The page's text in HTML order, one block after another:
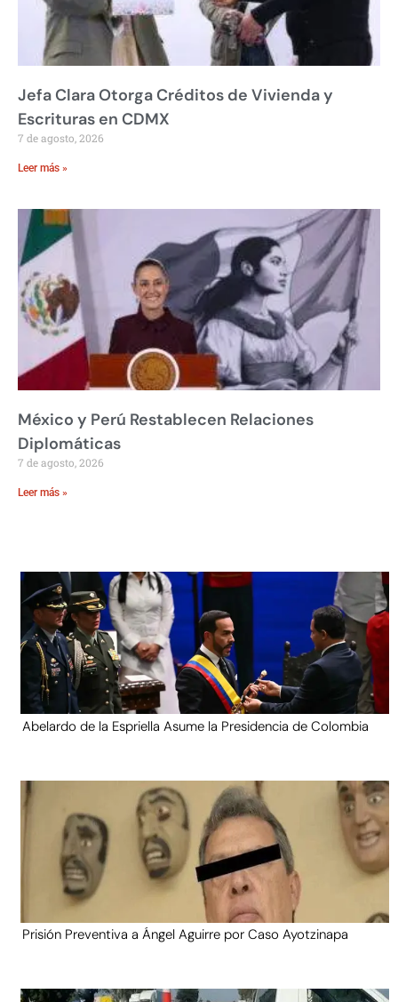
Jefa Clara Otorga Créditos de Vivienda y
Escrituras en CDMX
7 de agosto, 2026
Leer más »
México y Perú Restablecen Relaciones
Diplomáticas
7 de agosto, 2026
Leer más »
Abelardo de la Espriella Asume la Presidencia de Colombia
Prisión Preventiva a Ángel Aguirre por Caso Ayotzinapa